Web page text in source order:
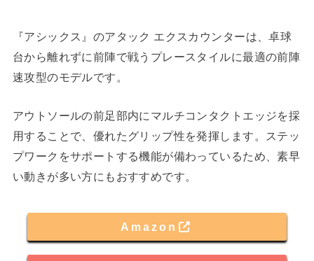
『アシックス』のアタック エクスカウンターは、卓球
台から離れずに前陣で戦うプレースタイルに最適の前陣
速攻型のモデルです。
アウトソールの前足部内にマルチコンタクトエッジを採
用することで、優れたグリップ性を発揮します。ステッ
プワークをサポートする機能が備わっているため、素早
い動きが多い方にもおすすめです。
Amazon